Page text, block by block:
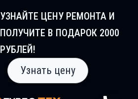
УЗНАЙТЕ ЦЕНУ РЕМОНТА И
ПОЛУЧИТЕ В ПОДАРОК 2000
РУБЛЕЙ!
Узнать цену